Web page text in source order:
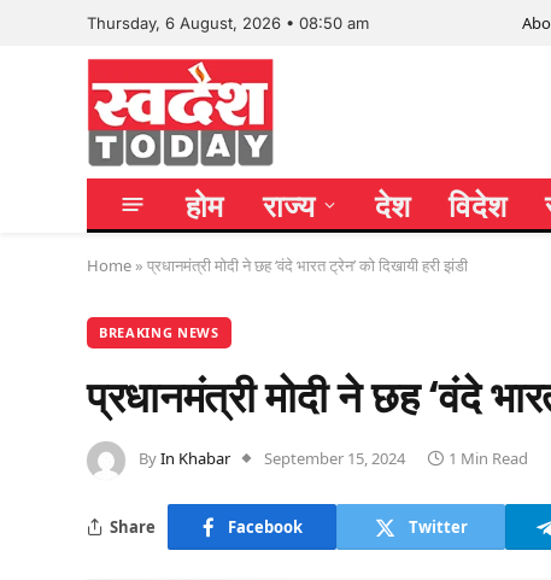
Thursday, 6 August, 2026 • 08:50 am
होम राज्य देश विदेश
Home » प्रधानमंत्री मोदी ने छह ‘वंदे भारत ट्रेन’ को दिखायी हरी झंडी
BREAKING NEWS
प्रधानमंत्री मोदी ने छह ‘वंदे
ByIn Khabar September 15, 2024 1 Min Read
Share Facebook Twitter